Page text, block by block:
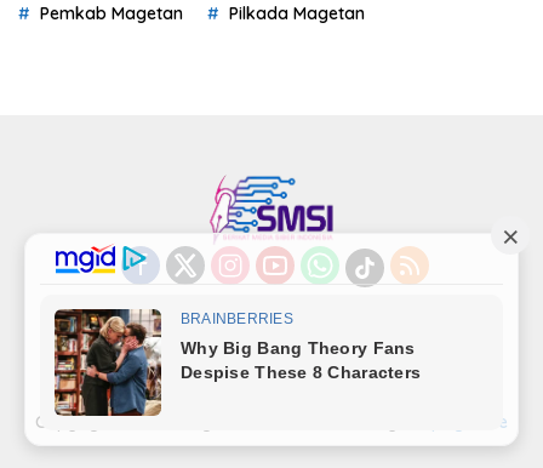
Pemkab Magetan Pilkada Magetan
Indeks Kode Etik
Disclaimer
Pedoman Media Siber
Kode Perilaku Perusahaan Pers
Copyright©LensaMagetan.com | Powered By
seopage.one